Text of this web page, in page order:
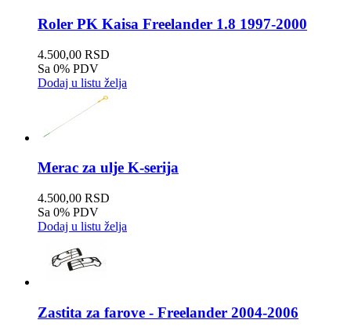
Roler PK Kaisa Freelander 1.8 1997-2000
4.500,00 RSD
Sa 0% PDV
Dodaj u listu želja
Merac za ulje K-serija
4.500,00 RSD
Sa 0% PDV
Dodaj u listu želja
Zastita za farove - Freelander 2004-2006